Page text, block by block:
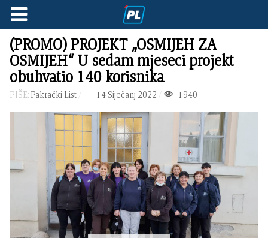
(PROMO) PROJEKT „OSMIJEH ZA
OSMIJEH“ U sedam mjeseci projekt
obuhvatio 140 korisnika
PIŠE: Pakrački List 14 Siječanj 2022 1940